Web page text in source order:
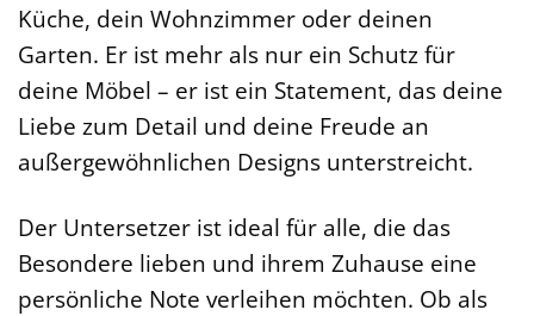
Küche, dein Wohnzimmer oder deinen
Garten. Er ist mehr als nur ein Schutz für
deine Möbel – er ist ein Statement, das deine
Liebe zum Detail und deine Freude an
außergewöhnlichen Designs unterstreicht.
Der Untersetzer ist ideal für alle, die das
Besondere lieben und ihrem Zuhause eine
persönliche Note verleihen möchten. Ob als